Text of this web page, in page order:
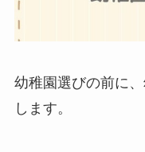
幼稚園選びの前に
します。